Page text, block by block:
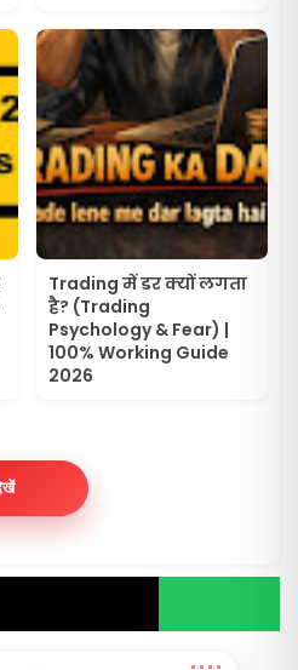
Trading में डर क्यों लगता
है? (Trading
Psychology & Fear) |
100% Working Guide
2026